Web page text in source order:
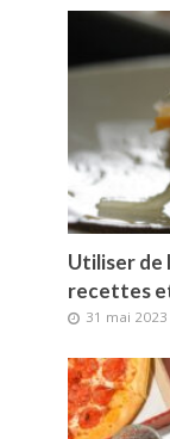
Utiliser de
recettes
31 mai 2023